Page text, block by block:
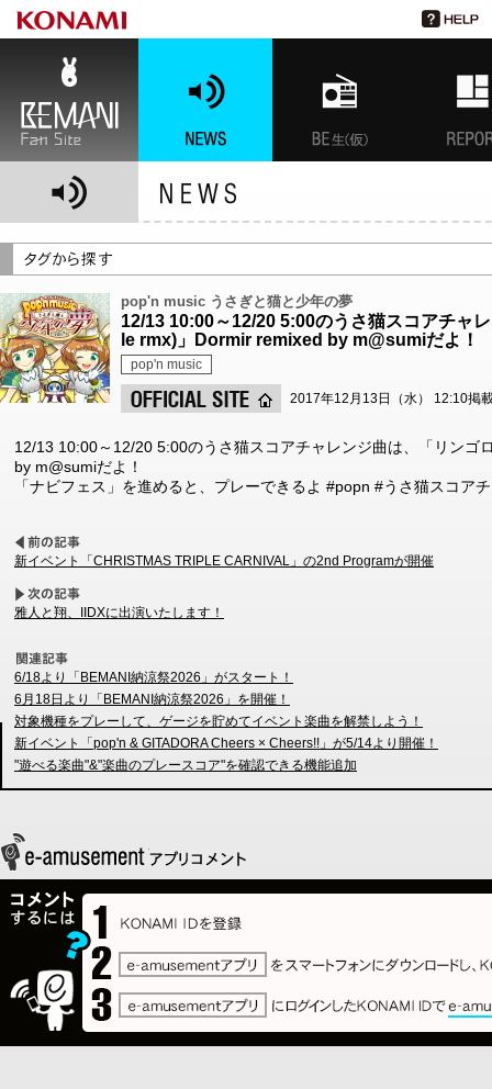
pop'n music うさぎと猫と少年の夢
12/13 10:00～12/20 5:00のうさ猫スコアチャ
le rmx)」Dormir remixed by m@sumiだよ！
pop'n music
2017年12月13日（水） 12:10掲
12/13 10:00～12/20 5:00のうさ猫スコアチャレンジ曲は、「リン
by m@sumiだよ！
「ナビフェス」を進めると、プレーできるよ #popn #うさ猫スコア
新イベント「CHRISTMAS TRIPLE CARNIVAL」の2nd Programが開催
雅人と翔、IIDXに出演いたします！
6/18より「BEMANI納涼祭2026」がスタート！
6月18日より「BEMANI納涼祭2026」を開催！
対象機種をプレーして、ゲージを貯めてイベント楽曲を解禁しよう！
新イベント「pop'n & GITADORA Cheers × Cheers!!」が5/14より開催！
"遊べる楽曲"&"楽曲のプレースコア"を確認できる機能追加